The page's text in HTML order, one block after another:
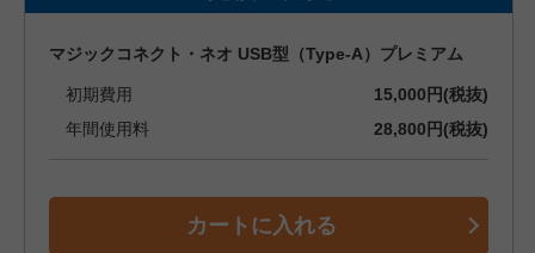
マジックコネクト・ネオ USB型（Type-A）プレミアム
初期費用
15,000円(税抜)
年間使用料
28,800円(税抜)
カートに入れる